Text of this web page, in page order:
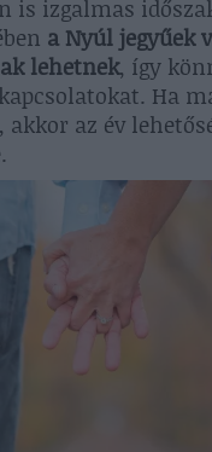
is izgalmas
a Nyúl jegyűek
lehetnek, így
Ha
akkor az év